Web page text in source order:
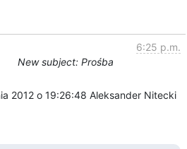
6:25 p.m.
New subject: Prośba
2012 o 19:26:48 Aleksander Nitecki